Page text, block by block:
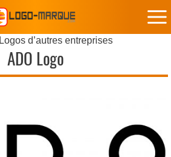
Logos d’autres entreprises
ADO Logo